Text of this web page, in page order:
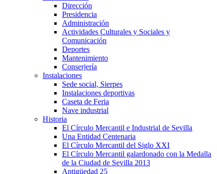
Dirección
Presidencia
Administración
Actividades Culturales y Sociales y
Comunicación
Deportes
Mantenimiento
Conserjería
Instalaciones
Sede social, Sierpes
Instalaciones deportivas
Caseta de Feria
Nave industrial
Historia
El Círculo Mercantil e Industrial de Sevilla
Una Entidad Centenaria
El Círculo Mercantil del Siglo XXI
El Círculo Mercantil galardonado con la Medalla
de la Ciudad de Sevilla 2013
Antigüedad 25